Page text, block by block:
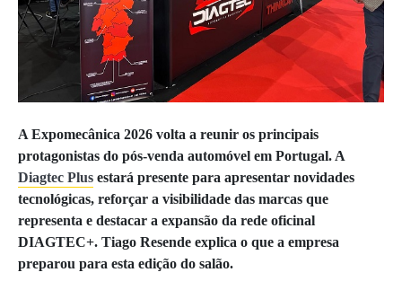
A Expomecânica 2026 volta a reunir os principais
protagonistas do pós-venda automóvel em Portugal. A
Diagtec Plus estará presente para apresentar novidades
tecnológicas, reforçar a visibilidade das marcas que
representa e destacar a expansão da rede oficinal
DIAGTEC+. Tiago Resende explica o que a empresa
preparou para esta edição do salão.